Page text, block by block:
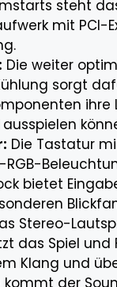
steht
mit PCI-
Die weiter
sorgt
ihre
Die Tastatur
bietet
Stereo-
das Spiel und
Klang und
der